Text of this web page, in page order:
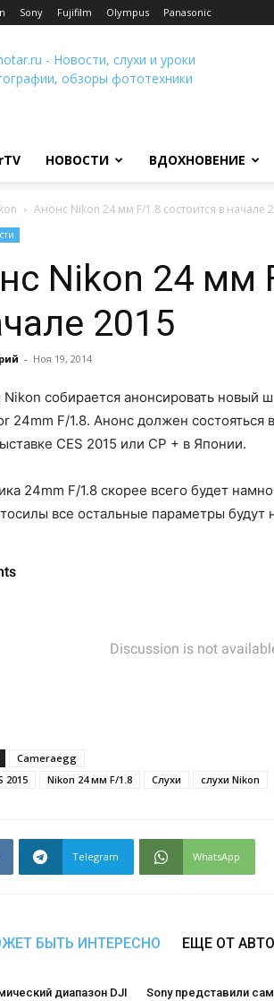
Sony Fujifilm Olympus Panasonic
Photar.ru
НОВОСТИ ВДОХНОВЕНИЕ
Анонс Nikon 24 мм F/1.8 состоится в начале
Nikon 24 мм
2015
- Ноя 19, 2014
собирается анонсировать новый
24mm F/1.8. Анонс должен состояться
CES 2015 или CP + в Японии.
24mm F/1.8 скорее всего будет
все остальные параметры будут
Cameraegg
2015 Nikon 24 мм F/1.8 Слухи слухи Nikon
Telegram WhatsApp
БЫТЬ ИНТЕРЕСНО ЕЩЕ ОТ
диапазон DJI
Sony представили